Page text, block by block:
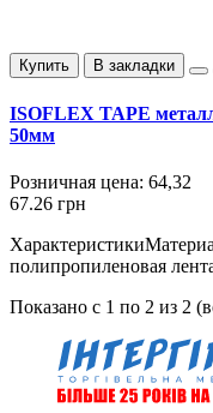
Купить В закладки
ISOFLEX TAPE
50мм
Розничная цена: 64,32
67.26 грн
полипропиленовая
Показано с 1 по 2 из 2